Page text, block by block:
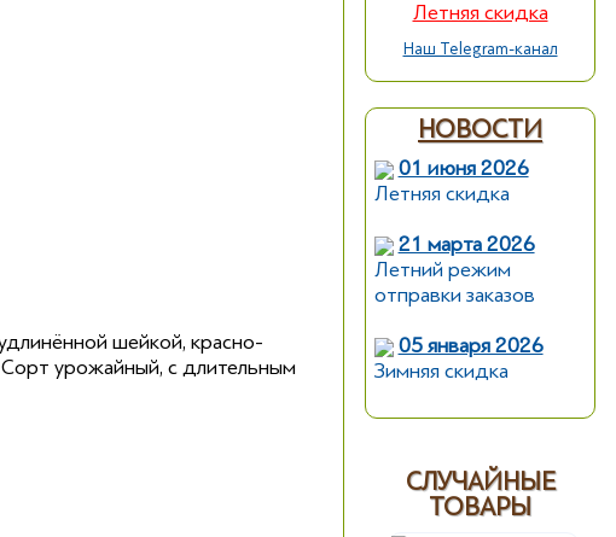
шейкой, красно-
Сорт урожайный, с длительным
Летняя скидка
Наш Telegram-канал
НОВОСТИ
01 июня 2026
Летняя скидка
21 марта 2026
Летний режим
отправки заказов
05 января 2026
Зимняя скидка
СЛУЧАЙНЫЕ
ТОВАРЫ